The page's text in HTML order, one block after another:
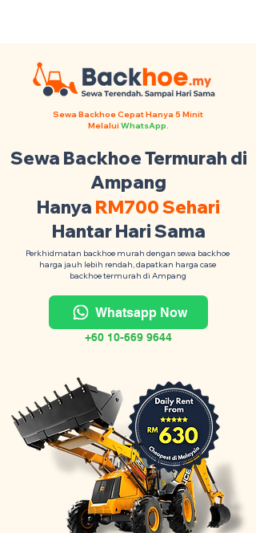
Sewa Backhoe Cepat Hanya 5 Minit
Melalui WhatsApp.
Sewa Backhoe Termurah di
Ampang
Hanya RM700 Sehari
Hantar Hari Sama
Perkhidmatan backhoe murah dengan sewa backhoe
harga jauh lebih rendah, dapatkan harga case
backhoe termurah di Ampang
Whatsapp Now
+60 10-669 9644